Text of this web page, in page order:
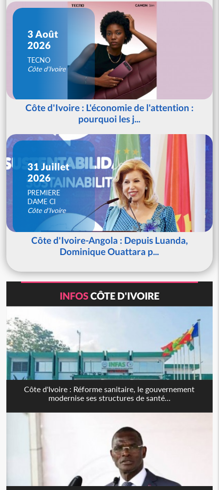
3 Août
2026
TECNO
Côte d'Ivoire
Côte d'Ivoire : L'économie de l'attention :
pourquoi les j...
31 Juillet
2026
PREMIERE
DAME CI
Côte d'Ivoire
Côte d'Ivoire-Angola : Depuis Luanda,
Dominique Ouattara p...
INFOSCÔTE D'IVOIRE
Côte d'Ivoire : Réforme sanitaire, le gouvernement
modernise ses structures de santé...